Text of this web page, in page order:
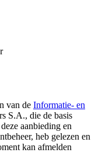
van de Informatie- en
S.A., die de basis
aanbieding en
heb gelezen en
kan afmelden